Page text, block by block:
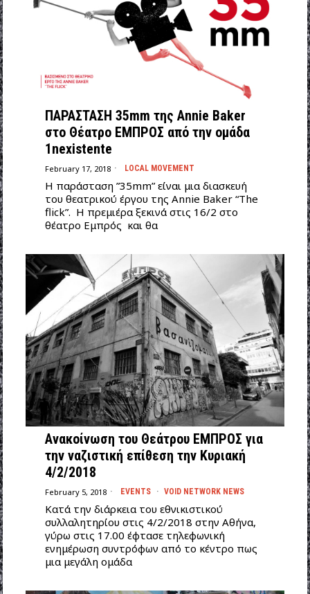
ΠΑΡΑΣΤΑΣΗ 35mm της Annie Baker
στο Θέατρο ΕΜΠΡΟΣ από την ομάδα
1nexistente
February 17, 2018 LOCAL MOVEMENT
Η παράσταση ”35mm” είναι μια διασκευή
του θεατρικού έργου της Annie Baker “The
flick”. Η πρεμιέρα ξεκινά στις 16/2 στο
θέατρο Εμπρός και θα
Ανακοίνωση του Θεάτρου ΕΜΠΡΟΣ για
την ναζιστική επίθεση την Κυριακή
4/2/2018
February 5, 2018 EVENTS · VOID NETWORK NEWS
Κατά την διάρκεια του εθνικιστικού
συλλαλητηρίου στις 4/2/2018 στην Αθήνα,
γύρω στις 17.00 έφτασε τηλεφωνική
ενημέρωση συντρόφων από το κέντρο πως
μια μεγάλη ομάδα